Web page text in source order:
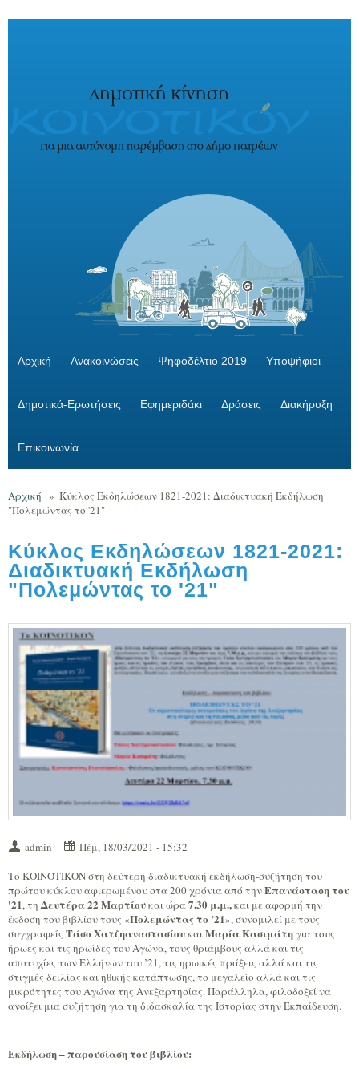
Αρχική Ανακοινώσεις Ψηφοδέλτιο 2019 Υποψήφιοι
Δημοτικά-Ερωτήσεις Εφημεριδάκι Δράσεις Διακήρυξη
Επικοινωνία
Αρχική » Κύκλος Εκδηλώσεων 1821-2021: Διαδικτυακή Εκδήλωση
"Πολεμώντας το '21"
Κύκλος Εκδηλώσεων 1821-2021:
Διαδικτυακή Εκδήλωση
"Πολεμώντας το '21"
admin
Πέμ, 18/03/2021 - 15:32
Το ΚΟΙΝΟΤΙΚΟΝ στη δεύτερη διαδικτυακή εκδήλωση-συζήτηση του
πρώτου κύκλου αφιερωμένου στα 200 χρόνια από τηνΕπανάσταση του
'21, τηΔευτέρα 22 Μαρτίουκαι ώρα7.30 μ.μ.,και με αφορμή την
έκδοση του βιβλίου τους «Πολεμώντας το ’21», συνομιλεί με τους
συγγραφείς Τάσο ΧατζηαναστασίουκαιΜαρία Κασιμάτηγια τους
ήρωες και τις ηρωίδες του Αγώνα, τους θριάμβους αλλά και τις
αποτυχίες των Ελλήνων του ’21, τις ηρωικές πράξεις αλλά και τις
στιγμές δειλίας και ηθικής κατάπτωσης, το μεγαλείο αλλά και τις
μικρότητες του Αγώνα της Ανεξαρτησίας. Παράλληλα, φιλοδοξεί να
ανοίξει μια συζήτηση για τη διδασκαλία της Ιστορίας στην Εκπαίδευση.
Εκδήλωση – παρουσίαση του βιβλίου: